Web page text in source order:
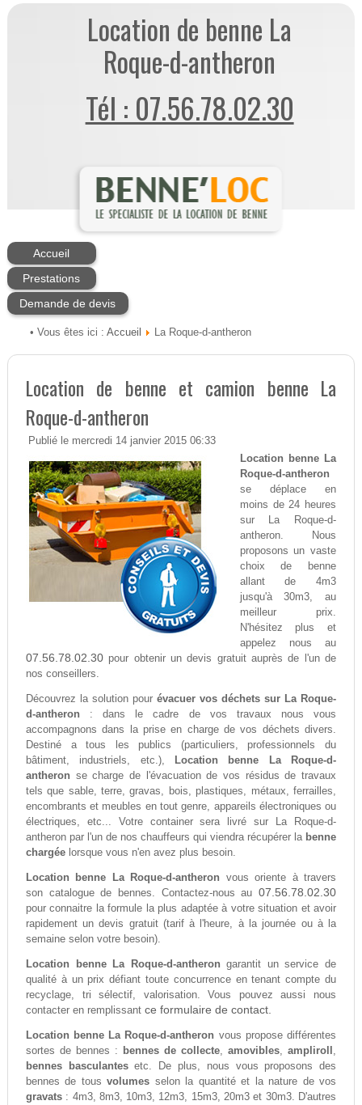
Location de benne La
Roque-d-antheron
Tél : 07.56.78.02.30
Accueil
Prestations
Demande de devis
• Vous êtes ici : Accueil La Roque-d-antheron
Location de benne et camion benne La
Roque-d-antheron
Publié le mercredi 14 janvier 2015 06:33
Location benne La
Roque-d-antheron
se déplace en
moins de 24 heures
sur La Roque-d-
antheron. Nous
proposons un vaste
choix de benne
allant de 4m3
jusqu'à 30m3, au
meilleur prix.
N'hésitez plus et
appelez nous au
07.56.78.02.30pour obtenir un devis gratuit auprès de l'un de
nos conseillers.
Découvrez la solution pour évacuer vos déchets sur La Roque-
d-antheron : dans le cadre de vos travaux nous vous
accompagnons dans la prise en charge de vos déchets divers.
Destiné a tous les publics (particuliers, professionnels du
bâtiment, industriels, etc.),
Location benne La Roque-d-
antheron se charge de l'évacuation de vos résidus de travaux
tels que sable, terre, gravas, bois, plastiques, métaux, ferrailles,
encombrants et meubles en tout genre, appareils électroniques ou
électriques, etc... Votre container sera livré sur La Roque-d-
antheron par l'un de nos chauffeurs qui viendra récupérer la benne
chargéelorsque vous n'en avez plus besoin.
Location benne La Roque-d-antheron vous oriente à travers
son catalogue de bennes. Contactez-nous au07.56.78.02.30
pour connaitre la formule la plus adaptée à votre situation et avoir
rapidement un devis gratuit (tarif à l'heure, à la journée ou à la
semaine selon votre besoin).
Location benne La Roque-d-antheron garantit un service de
qualité à un prix défiant toute concurrence en tenant compte du
recyclage, tri sélectif, valorisation. Vous pouvez aussi nous
contacter en remplissant ce formulaire de contact.
Location benne La Roque-d-antheron vous propose différentes
sortes de bennes : bennes de collecte, amovibles,ampliroll ,
bennes basculantesetc. De plus, nous vous proposons des
bennes de tousvolumes selon la quantité et la nature de vos
gravats: 4m3, 8m3, 10m3, 12m3, 15m3, 20m3 et 30m3. D'autres